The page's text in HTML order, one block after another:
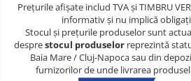
Prețurile afișate includ TVA și TIMBRU
informativ și nu implică
Stocul și prețurile produselor sunt
desprestocul produselor reprezintă
Baia Mare / Cluj-Napoca sau din
furnizorilor de unde livrarea